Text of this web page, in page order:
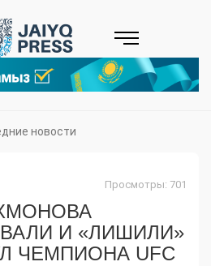
новости
Просмотры: 701
И «ЛИШИЛИ»
ЧЕМПИОНА UFC